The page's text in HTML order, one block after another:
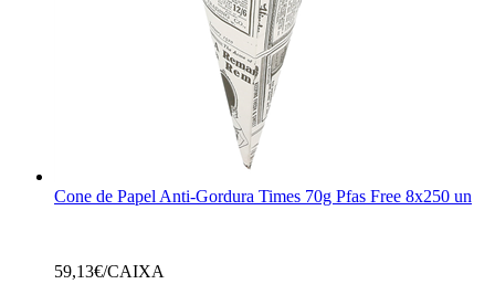
Cone de Papel Anti-Gordura Times 70g Pfas Free 8x250 un
59,13€/CAIXA